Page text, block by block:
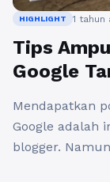
HIGHLIGHT 1 tahun
Tips
Google
Mendapatkan
Google adalah
blogger.